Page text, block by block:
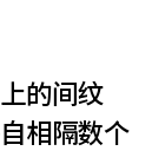
的间纹
相隔数个